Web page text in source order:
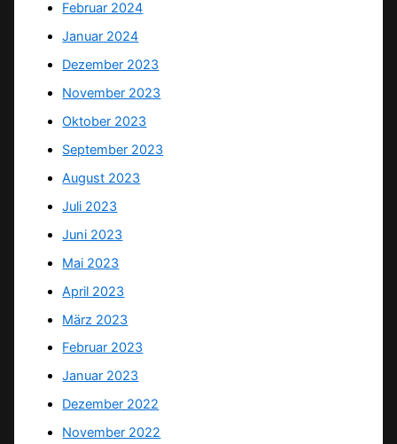
Februar 2024
Januar 2024
Dezember 2023
November 2023
Oktober 2023
September 2023
August 2023
Juli 2023
Juni 2023
Mai 2023
April 2023
März 2023
Februar 2023
Januar 2023
Dezember 2022
November 2022